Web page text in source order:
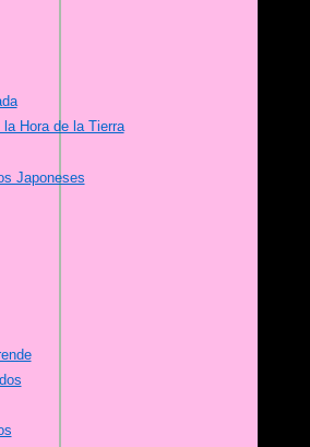
Hora de la Tierra
Japoneses